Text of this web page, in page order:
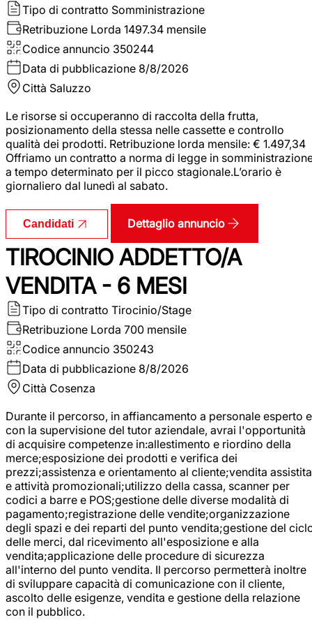
Tipo di contratto Somministrazione
Retribuzione Lorda 1497.34 mensile
Codice annuncio 350244
Data di pubblicazione 8/8/2026
Città Saluzzo
Le risorse si occuperanno di raccolta della frutta,
posizionamento della stessa nelle cassette e controllo
qualità dei prodotti. Retribuzione lorda mensile: € 1.497,34
Offriamo un contratto a norma di legge in
a tempo determinato per il picco stagionale.L’orario è
giornaliero dal lunedì al sabato.
Candidati Dettaglio annuncio
TIROCINIO ADDETTO/A
VENDITA - 6 MESI
Tipo di contratto Tirocinio/Stage
Retribuzione Lorda 700 mensile
Codice annuncio 350243
Data di pubblicazione 8/8/2026
Città Cosenza
Durante il percorso, in affiancamento a personale esperto e
con la supervisione del tutor aziendale, avrai l'opportunità
di acquisire competenze in:allestimento e riordino della
merce;esposizione dei prodotti e verifica dei
prezzi;assistenza e orientamento al cliente;vendita assistita
e attività promozionali;utilizzo della cassa, scanner per
codici a barre e POS;gestione delle diverse modalità di
pagamento;registrazione delle vendite;organizzazione
degli spazi e dei reparti del punto vendita;gestione del
delle merci, dal ricevimento all'esposizione e alla
vendita;applicazione delle procedure di sicurezza
all'interno del punto vendita. Il percorso permetterà inoltre
di sviluppare capacità di comunicazione con il cliente,
ascolto delle esigenze, vendita e gestione della relazione
con il pubblico.